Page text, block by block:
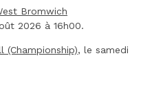
Bromwich
2026 à 16h00.
, le samedi